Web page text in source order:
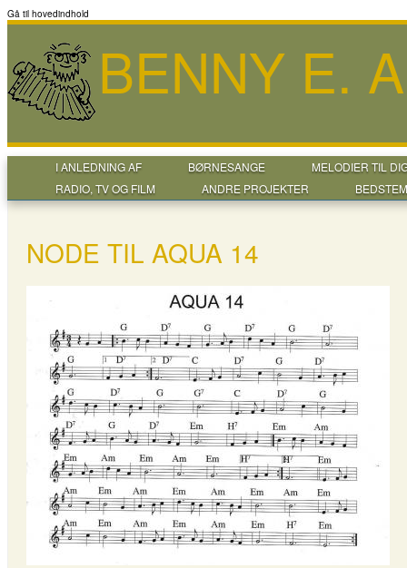
Gå til hovedindhold
BENNY E.
I ANLEDNING AF BØRNESANGE
MELODIER TIL
RADIO, TV OG FILM
ANDRE PROJEKTER
NODE TIL AQUA 14